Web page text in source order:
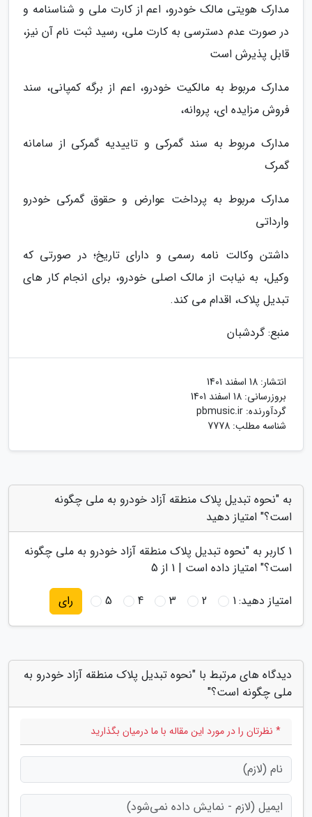
مدارک هویتی مالک خودرو، اعم از کارت ملی و شناسنامه و
در صورت عدم دسترسی به کارت ملی، رسید ثبت نام آن نیز،
قابل پذیرش است
مدارک مربوط به مالکیت خودرو، اعم از برگه کمپانی، سند
فروش مزایده ای، پروانه،
مدارک مربوط به سند گمرکی و تاییدیه گمرکی از سامانه
گمرک
مدارک مربوط به پرداخت عوارض و حقوق گمرکی خودرو
وارداتی
داشتن وکالت نامه رسمی و دارای تاریخ؛ در صورتی که
وکیل، به نیابت از مالک اصلی خودرو، برای انجام کار های
تبدیل پلاک، اقدام می کند.
منبع: گردشبان
انتشار: 18 اسفند 1401
بروزرسانی: 18 اسفند 1401
گردآورنده: pbmusic.ir
شناسه مطلب: 7778
به "نحوه تبدیل پلاک منطقه آزاد خودرو به ملی چگونه
است؟" امتیاز دهید
1 کاربر به "نحوه تبدیل پلاک منطقه آزاد خودرو به ملی چگونه
است؟" امتیاز داده است | 1 از 5
امتیاز دهید:1
2
3
4
5 رای
دیدگاه های مرتبط با "نحوه تبدیل پلاک منطقه آزاد خودرو به
ملی چگونه است؟"
* نظرتان را در مورد این مقاله با ما درمیان بگذارید